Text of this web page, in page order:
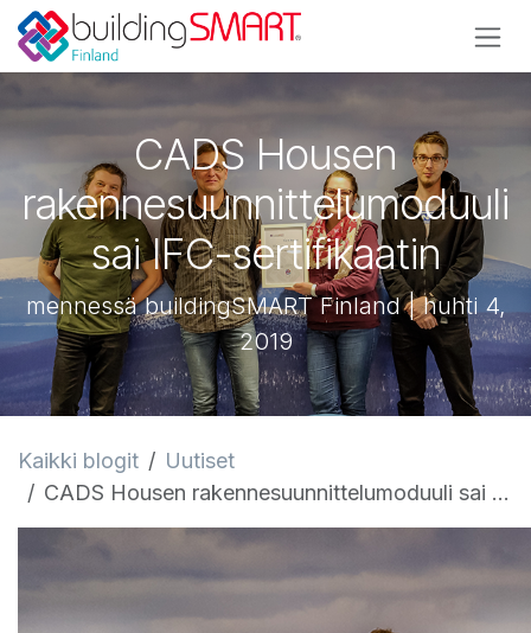
Siirry sisältöön
CADS Housen
rakennesuunnittelumoduuli
sai IFC-sertifikaatin
mennessä buildingSMART Finland | huhti 4,
2019
Kaikki blogit
Uutiset
CADS Housen rakennesuunnittelumoduuli sai IFC-sertifikaatin